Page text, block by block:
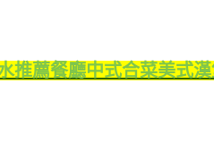
推薦餐廳中式合菜美式